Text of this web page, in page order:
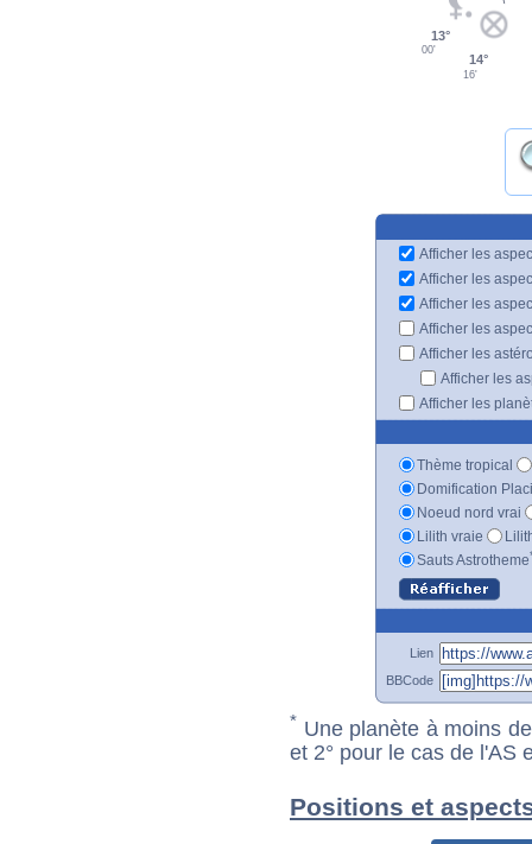
13°
00'
14°
16'
Afficher les
Afficher les
Afficher les
Afficher les
Afficher les
Afficher les
Afficher les
Thème tropical
Domification
Noeud nord vrai
Lilith vraie
Sauts Astrotheme
Lien
BBCode
* Une planète à moins
et 2° pour le cas de l'AS
Positions et